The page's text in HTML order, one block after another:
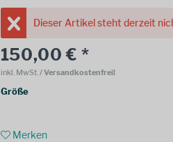
Dieser Artikel steht derzeit
150,00 € *
inkl. MwSt./ Versandkostenfrei!
Größe
Merken